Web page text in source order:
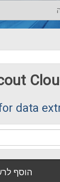
data
הוסף